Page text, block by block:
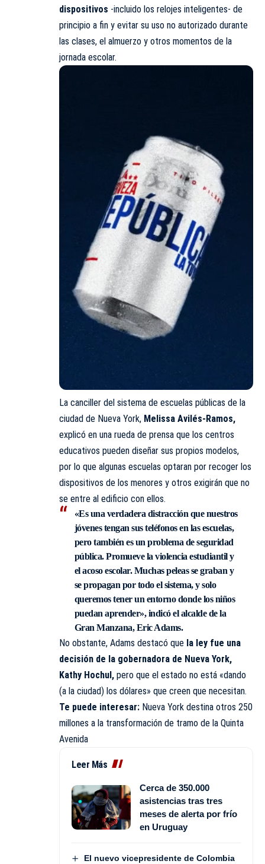
dispositivos -incluido los relojes inteligentes- de
principio a fin y evitar su uso no autorizado durante
las clases, el almuerzo y otros momentos de la
jornada escolar.
La canciller del sistema de escuelas públicas de la
ciudad de Nueva York, Melissa Avilés-Ramos,
explicó en una rueda de prensa que los centros
educativos pueden diseñar sus propios modelos,
por lo que algunas escuelas optaran por recoger los
dispositivos de los menores y otros exigirán que no
se entre al edificio con ellos.
«Es una verdadera distracción que nuestros
jóvenes tengan sus teléfonos en las escuelas,
pero también es un problema de seguridad
pública. Promueve la violencia estudiantil y
el acoso escolar. Muchas peleas se graban y
se propagan por todo el sistema, y ​​solo
queremos tener un entorno donde los niños
puedan aprender», indicó elalcalde de la
Gran Manzana, Eric Adams.
No obstante, Adams destacó que la ley fue una
decisión de la gobernadora de Nueva York,
Kathy Hochul, pero que el estado no está «dando
(a la ciudad) los dólares» que creen que necesitan.
Te puede interesar: Nueva York destina otros 250
millones a la transformación de tramo de la Quinta
Avenida
Leer Más
Cerca de 350.000
asistencias tras tres
meses de alerta por frío
en Uruguay
El nuevo vicepresidente de Colombia